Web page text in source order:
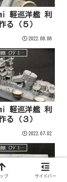
軽巡洋艦 利
る（５）
2022.08.06
1/700 重巡洋艦 利根（ﾌｼﾞﾐ・完）
軽巡洋艦 利
る（３）
2022.07.02
1/700 重巡洋艦 利根（ﾌｼﾞﾐ・完）
ップ サイドバー